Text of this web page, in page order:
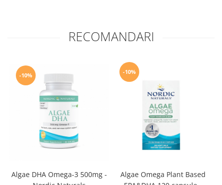
RECOMANDARI
-10%
Algae DHA Omega-3 500mg -
-10%
Algae Omega Plant Based